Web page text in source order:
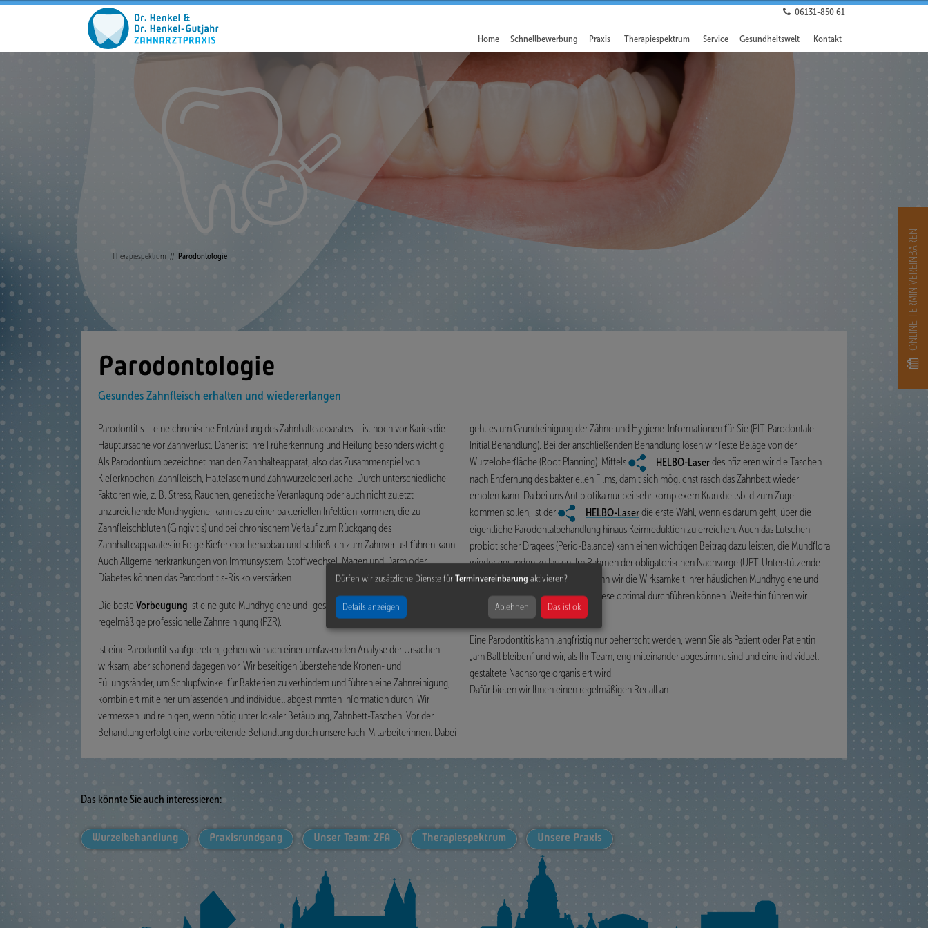
06131 - 850 61
Home Schnellbewerbung Praxis Therapiespektrum Service Gesundheitswelt Kontakt
Therapiespektrum Parodontologie
Parodontologie
Gesundes Zahnfleisch erhalten und wiedererlangen
Parodontitis – eine chronische Entzündung des Zahnhalteapparates – ist noch vor Karies die
Hauptursache vor Zahnverlust. Daher ist ihre Früherkennung und Heilung besonders wichtig.
Als Parodontium bezeichnet man den Zahnhalteapparat, also das Zusammenspiel von
Kieferknochen, Zahnfleisch, Haltefasern und Zahnwurzeloberfläche. Durch unterschiedliche
Faktoren wie, z. B. Stress, Rauchen, genetische Veranlagung oder auch nicht zuletzt
unzureichende Mundhygiene, kann es zu einer bakteriellen Infektion kommen, die zu
Zahnfleischbluten (Gingivitis) und bei chronischem Verlauf zum Rückgang des
Zahnhalteapparates in Folge Kieferknochenabbau und schließlich zum Zahnverlust führen kann.
Auch Allgemeinerkrankungen von Immunsystem, Stoffwechsel, Magen und Darm oder
Diabetes können das Parodontitis-Risiko verstärken.
Die besteVorbeugung ist eine gute Mundhygiene und -gesundheit, unterstützt durch die
regelmäßige professionelle Zahnreinigung (PZR).
Ist eine Parodontitis aufgetreten, gehen wir nach einer umfassenden Analyse der Ursachen
wirksam, aber schonend dagegen vor. Wir beseitigen überstehende Kronen- und
Füllungsränder, um Schlupfwinkel für Bakterien zu verhindern und führen eine Zahnreinigung,
kombiniert mit einer umfassenden und individuell abgestimmten Information durch. Wir
vermessen und reinigen, wenn nötig unter lokaler Betäubung, Zahnbett-Taschen. Vor der
Behandlung erfolgt eine vorbereitende Behandlung durch unsere Fach-Mitarbeiterinnen. Dabei
geht es um Grundreinigung der Zähne und Hygiene-Informationen für Sie (PIT-Parodontale
Initial Behandlung). Bei der anschließenden Behandlung lösen wir feste Beläge von der
Wurzeloberfläche (Root Planning). Mittels
HELBO-Laserdesinfizieren wir die Taschen
nach Entfernung des bakteriellen Films, damit sich möglichst rasch das Zahnbett wieder
erholen kann. Da bei uns Antibiotika nur bei sehr komplexem Krankheitsbild zum Zuge
kommen sollen, ist der
HELBO-Laserdie erste Wahl, wenn es darum geht, über die
eigentliche Parodontalbehandlung hinaus Keimreduktion zu erreichen. Auch das Lutschen
probiotischer Dragees (Perio-Balance) kann einen wichtigen Beitrag dazu leisten, die Mundflora
wieder gesunden zu lassen. Im Rahmen der obligatorischen Nachsorge (UPT-Unterstützende
Parodontaltherapie) analysieren dann wir die Wirksamkeit Ihrer häuslichen Mundhygiene und
geben Ihnen Ratschläge, wie Sie diese optimal durchführen können. Weiterhin führen wir
Reinigungen durch.
Eine Parodontitis kann langfristig nur beherrscht werden, wenn Sie als Patient oder Patientin
„am Ball bleiben“ und wir, als Ihr Team, eng miteinander abgestimmt sind und eine individuell
gestaltete Nachsorge organisiert wird.
Dafür bieten wir Ihnen einen regelmäßigen Recall an.
Das könnte Sie auch interessieren:
Wurzelbehandlung Praxisrundgang Unser Team: ZFA Therapiespektrum Unsere Praxis
ONLINE TERMIN VEREINBAREN
Dürfen wir zusätzliche Dienste fürTerminvereinbarung aktivieren?
Details anzeigen Ablehnen Das ist ok